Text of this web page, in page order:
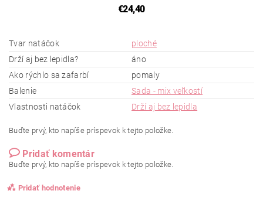
€24,40
Tvar natáčok
ploché
Drží aj bez lepidla?
áno
Ako rýchlo sa zafarbí
pomaly
Balenie
Sada - mix veľkostí
Vlastnosti natáčok
Drží aj bez lepidla
Buďte prvý, kto napíše príspevok k tejto položke.
Pridať komentár
Buďte prvý, kto napíše príspevok k tejto položke.
Pridať hodnotenie